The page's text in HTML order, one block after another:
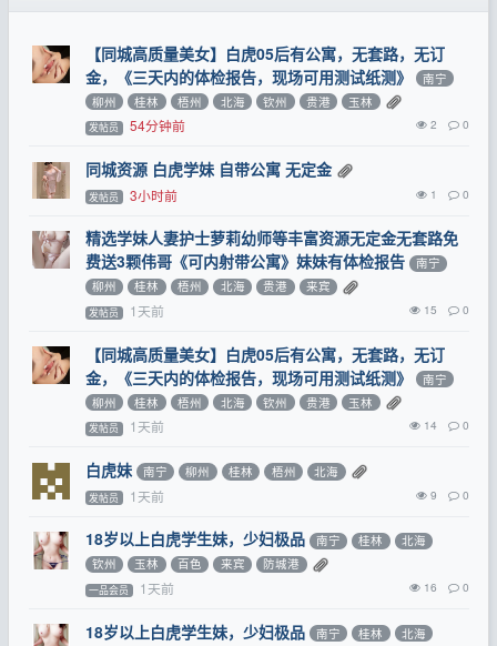
【同城高质量美女】白虎05后有公寓，无套路，无订
金，《三天内的体检报告，现场可用测试纸测》
南宁
柳州
桂林 梧州 北海 钦州 贵港 玉林
发帖员 54分钟前 2 0
同城资源 白虎学妹 自带公寓 无定金
发帖员 3小时前 1 0
精选学妹人妻护士萝莉幼师等丰富资源无定金无套路免
费送3颗伟哥《可内射带公寓》妹妹有体检报告
南宁
柳州
桂林 梧州 北海 贵港 来宾
发帖员 1天前 15 0
【同城高质量美女】白虎05后有公寓，无套路，无订
金，《三天内的体检报告，现场可用测试纸测》
南宁
柳州
桂林 梧州 北海 钦州 贵港 玉林
发帖员 1天前 14 0
白虎妹 南宁 柳州 桂林 梧州 北海
发帖员 1天前 9 0
18岁以上白虎学生妹，少妇极品 南宁 桂林
北海
钦州
玉林 百色 来宾 防城港
一品会员 1天前 16 0
18岁以上白虎学生妹，少妇极品 南宁 桂林
北海